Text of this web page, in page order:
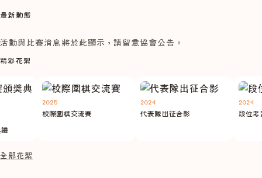
最新動態
活動與比賽消息將於此顯示，請留意協會公告。
精彩花絮
2025
校際圍棋交流賽
2024
代表隊出征合影
2024
段位考
全部花絮